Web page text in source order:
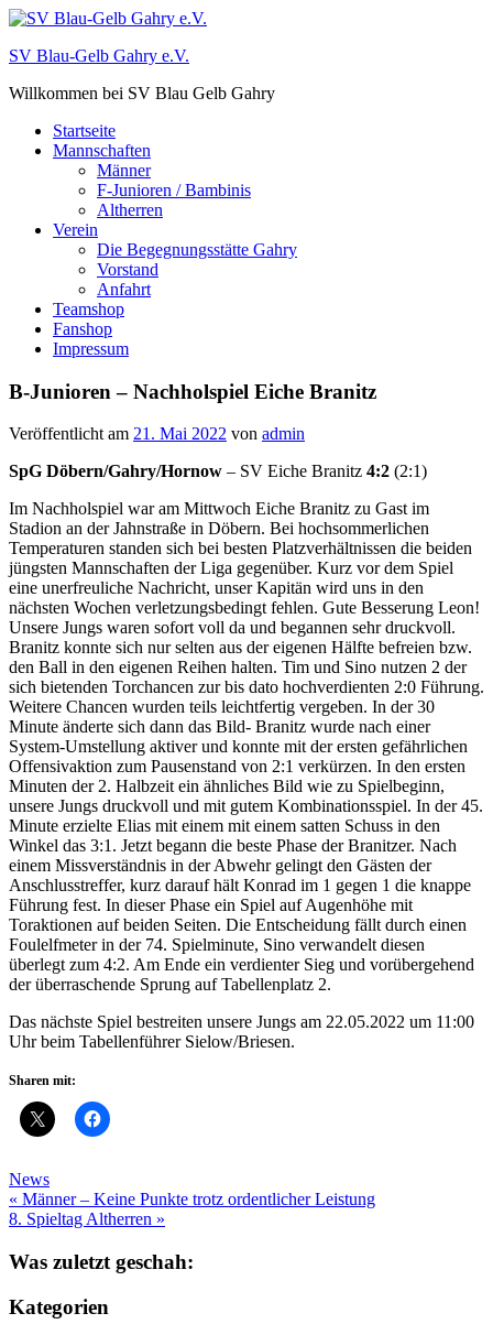
Zum
springen
SV Blau-Gelb Gahry e.V.
Willkommen bei SV Blau Gelb Gahry
Startseite
Mannschaften
Männer
F-Junioren / Bambinis
Altherren
Verein
Die Begegnungsstätte Gahry
Vorstand
Anfahrt
Teamshop
Fanshop
Impressum
B-Junioren – Nachholspiel Eiche Branitz
Veröffentlicht am 21. Mai 2022 von admin
SpG Döbern/Gahry/Hornow – SV Eiche Branitz 4:2 (2:1)
Im Nachholspiel war am Mittwoch Eiche Branitz zu Gast im
Stadion an der Jahnstraße in Döbern. Bei hochsommerlichen
Temperaturen standen sich bei besten Platzverhältnissen die beiden
jüngsten Mannschaften der Liga gegenüber. Kurz vor dem Spiel
eine unerfreuliche Nachricht, unser Kapitän wird uns in den
nächsten Wochen verletzungsbedingt fehlen. Gute Besserung Leon!
Unsere Jungs waren sofort voll da und begannen sehr druckvoll.
Branitz konnte sich nur selten aus der eigenen Hälfte befreien bzw.
den Ball in den eigenen Reihen halten. Tim und Sino nutzen 2 der
sich bietenden Torchancen zur bis dato hochverdienten 2:0 Führung.
Weitere Chancen wurden teils leichtfertig vergeben. In der 30
Minute änderte sich dann das Bild- Branitz wurde nach einer
System-Umstellung aktiver und konnte mit der ersten gefährlichen
Offensivaktion zum Pausenstand von 2:1 verkürzen. In den ersten
Minuten der 2. Halbzeit ein ähnliches Bild wie zu Spielbeginn,
unsere Jungs druckvoll und mit gutem Kombinationsspiel. In der 45.
Minute erzielte Elias mit einem mit einem satten Schuss in den
Winkel das 3:1. Jetzt begann die beste Phase der Branitzer. Nach
einem Missverständnis in der Abwehr gelingt den Gästen der
Anschlusstreffer, kurz darauf hält Konrad im 1 gegen 1 die knappe
Führung fest. In dieser Phase ein Spiel auf Augenhöhe mit
Toraktionen auf beiden Seiten. Die Entscheidung fällt durch einen
Foulelfmeter in der 74. Spielminute, Sino verwandelt diesen
überlegt zum 4:2. Am Ende ein verdienter Sieg und vorübergehend
der überraschende Sprung auf Tabellenplatz 2.
Das nächste Spiel bestreiten unsere Jungs am 22.05.2022 um 11:00
Uhr beim Tabellenführer Sielow/Briesen.
Sharen mit:
News
Beitragsnavigation
« Männer – Keine Punkte trotz ordentlicher Leistung
8. Spieltag Altherren »
Was zuletzt geschah:
Kategorien